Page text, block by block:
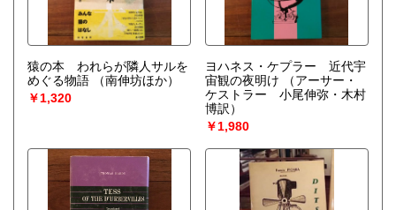
猿の本 われらが隣人サルを
めぐる物語
（南伸坊ほか）
￥1,320
ヨハネス・ケプラー 近代宇
宙観の夜明け
（アーサー・
ケストラー 小尾伸弥・木村
博訳）
￥1,980